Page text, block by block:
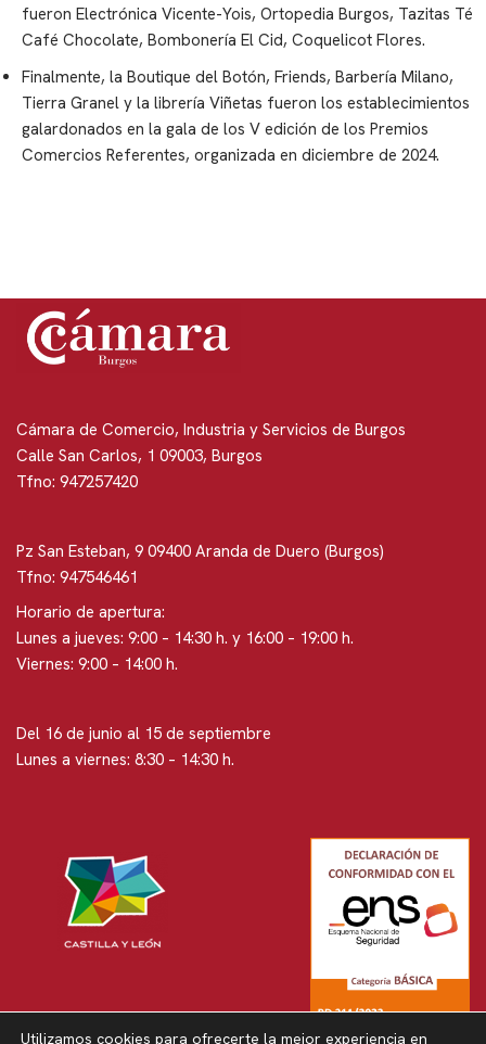
fueron Electrónica Vicente-Yois, Ortopedia Burgos, Tazitas Té
Café Chocolate, Bombonería El Cid, Coquelicot Flores.
Finalmente, la Boutique del Botón, Friends, Barbería Milano,
Tierra Granel y la librería Viñetas fueron los establecimientos
galardonados en la gala de los V edición de los Premios
Comercios Referentes, organizada en diciembre de 2024.
Cámara de Comercio, Industria y Servicios de Burgos
Calle San Carlos, 1 09003, Burgos
Tfno: 947257420
Pz San Esteban, 9 09400 Aranda de Duero (Burgos)
Tfno: 947546461
Horario de apertura:
Lunes a jueves: 9:00 – 14:30 h. y 16:00 – 19:00 h.
Viernes: 9:00 – 14:00 h.
Del 16 de junio al 15 de septiembre
Lunes a viernes: 8:30 – 14:30 h.
Utilizamos cookies para ofrecerte la mejor experiencia en